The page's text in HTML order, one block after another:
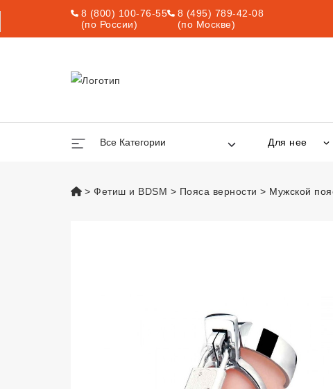
8 (800) 100-76-55
(по России)
8 (495) 789-42-08
(по Москве)
Все Категории Для нее
vsexshop.ru
Фетиш и BDSM Пояса верности Мужской